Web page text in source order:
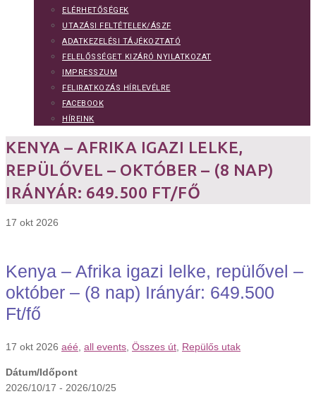
ELÉRHETŐSÉGEK
UTAZÁSI FELTÉTELEK/ÁSZF
ADATKEZELÉSI TÁJÉKOZTATÓ
FELELŐSSÉGET KIZÁRÓ NYILATKOZAT
IMPRESSZUM
FELIRATKOZÁS HÍRLEVÉLRE
FACEBOOK
HÍREINK
KENYA – AFRIKA IGAZI LELKE,
REPÜLŐVEL – OKTÓBER – (8 NAP)
IRÁNYÁR: 649.500 FT/FŐ
17 okt 2026
Kenya – Afrika igazi lelke, repülővel –
október – (8 nap) Irányár: 649.500
Ft/fő
17 okt 2026 aéé all events Összes út Repülős utak
Dátum/Időpont
2026/10/17 - 2026/10/25